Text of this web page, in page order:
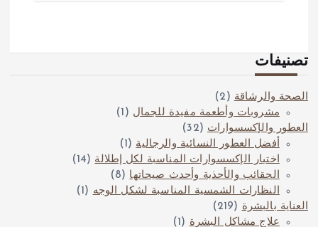
تصنيفات
الصحة والرشاقة(2)
مشروبات وأطعمة مفيدة للجمال (1)
العطور والإكسسوارات(32)
أفضل العطور النسائية والرجالية(1)
اختيار الإكسسوارات المناسبة لكل إطلالة(14)
الحقائب والأحذية وأحدث صيحاتها(8)
النظارات الشمسية المناسبة لشكل الوجه(1)
العناية بالبشرة(219)
علاج مشاكل البشرة(1)